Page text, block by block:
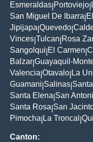
Esmeraldas Portoviejo
San Miguel De Ibarra
Jipijapa Quevedo
Vinces Tulcan Rosa
Sangolqui El Carmen
Balzar Guayaquil-
Valencia Otavalo La
Guamani Salinas
Santa Elena San
Santa Rosa San
Pimocha La Troncal
Canton: